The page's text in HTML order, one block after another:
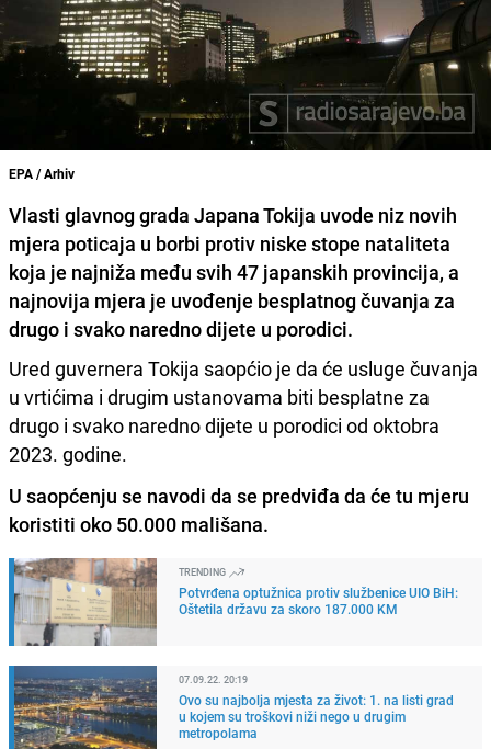
EPA / Arhiv
Vlasti glavnog grada Japana Tokija uvode niz novih
mjera poticaja u borbi protiv niske stope nataliteta
koja je najniža među svih 47 japanskih provincija, a
najnovija mjera je uvođenje besplatnog čuvanja za
drugo i svako naredno dijete u porodici.
Ured guvernera Tokija saopćio je da će usluge čuvanja
u vrtićima i drugim ustanovama biti besplatne za
drugo i svako naredno dijete u porodici od oktobra
2023. godine.
U saopćenju se navodi da se predviđa da će tu mjeru
koristiti oko 50.000 mališana.
TRENDING
Potvrđena optužnica protiv službenice UIO BiH:
Oštetila državu za skoro 187.000 KM
07.09.22. 20:19
Ovo su najbolja mjesta za život: 1. na listi grad
u kojem su troškovi niži nego u drugim
metropolama